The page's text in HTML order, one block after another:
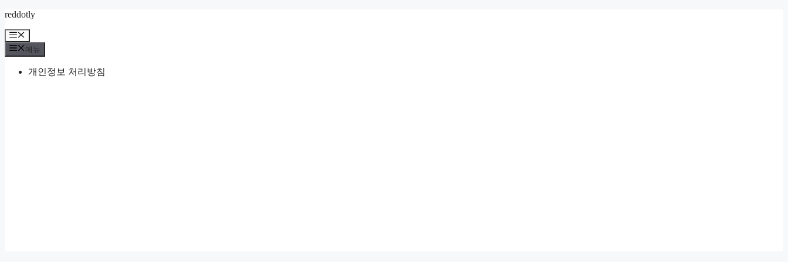
컨
츠
로
reddotly
메
뉴
메뉴
개인정보 처리방침